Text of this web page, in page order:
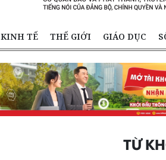
KINH TẾ THẾ GIỚI GIÁO DỤC
TỪ